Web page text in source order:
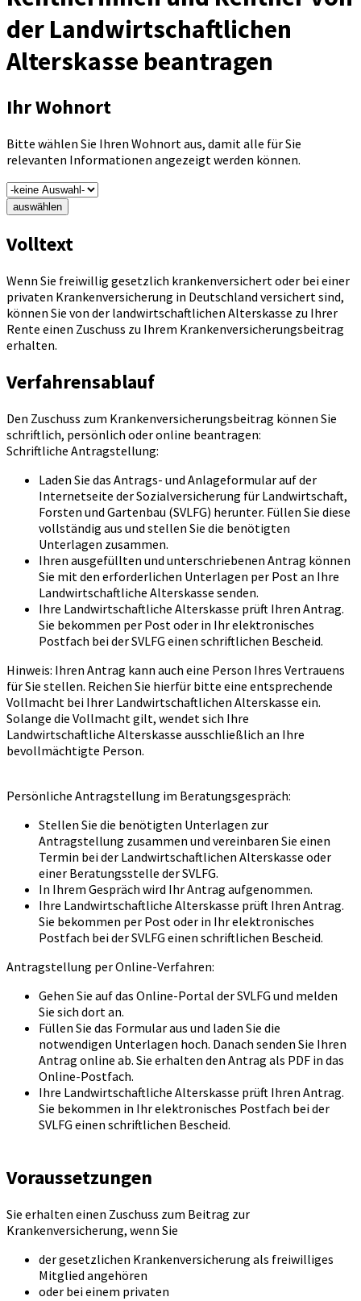
der Landwirtschaftlichen
Alterskasse beantragen
Ihr Wohnort
Bitte wählen Sie Ihren Wohnort aus, damit alle für Sie
relevanten Informationen angezeigt werden können.
auswählen
Volltext
Wenn Sie freiwillig gesetzlich krankenversichert oder bei einer
privaten Krankenversicherung in Deutschland versichert sind,
können Sie von der landwirtschaftlichen Alterskasse zu Ihrer
Rente einen Zuschuss zu Ihrem Krankenversicherungsbeitrag
erhalten.
Verfahrensablauf
Den Zuschuss zum Krankenversicherungsbeitrag können Sie
schriftlich, persönlich oder online beantragen:
Schriftliche Antragstellung:
Laden Sie das Antrags- und Anlageformular auf der
Internetseite der Sozialversicherung für Landwirtschaft,
Forsten und Gartenbau (SVLFG) herunter. Füllen Sie diese
vollständig aus und stellen Sie die benötigten
Unterlagen zusammen.
Ihren ausgefüllten und unterschriebenen Antrag können
Sie mit den erforderlichen Unterlagen per Post an Ihre
Landwirtschaftliche Alterskasse senden.
Ihre Landwirtschaftliche Alterskasse prüft Ihren Antrag.
Sie bekommen per Post oder in Ihr elektronisches
Postfach bei der SVLFG einen schriftlichen Bescheid.
Hinweis: Ihren Antrag kann auch eine Person Ihres Vertrauens
für Sie stellen. Reichen Sie hierfür bitte eine entsprechende
Vollmacht bei Ihrer Landwirtschaftlichen Alterskasse ein.
Solange die Vollmacht gilt, wendet sich Ihre
Landwirtschaftliche Alterskasse ausschließlich an Ihre
bevollmächtigte Person.
Persönliche Antragstellung im Beratungsgespräch:
Stellen Sie die benötigten Unterlagen zur
Antragstellung zusammen und vereinbaren Sie einen
Termin bei der Landwirtschaftlichen Alterskasse oder
einer Beratungsstelle der SVLFG.
In Ihrem Gespräch wird Ihr Antrag aufgenommen.
Ihre Landwirtschaftliche Alterskasse prüft Ihren Antrag.
Sie bekommen per Post oder in Ihr elektronisches
Postfach bei der SVLFG einen schriftlichen Bescheid.
Antragstellung per Online-Verfahren:
Gehen Sie auf das Online-Portal der SVLFG und melden
Sie sich dort an.
Füllen Sie das Formular aus und laden Sie die
notwendigen Unterlagen hoch. Danach senden Sie Ihren
Antrag online ab. Sie erhalten den Antrag als PDF in das
Online-Postfach.
Ihre Landwirtschaftliche Alterskasse prüft Ihren Antrag.
Sie bekommen in Ihr elektronisches Postfach bei der
SVLFG einen schriftlichen Bescheid.
Voraussetzungen
Sie erhalten einen Zuschuss zum Beitrag zur
Krankenversicherung, wenn Sie
der gesetzlichen Krankenversicherung als freiwilliges
Mitglied angehören
oder bei einem privaten